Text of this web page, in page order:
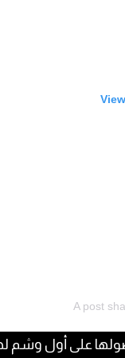
A post
على أول وشم